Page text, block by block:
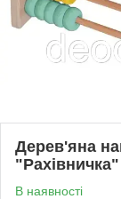
Дерев'яна
В наявності